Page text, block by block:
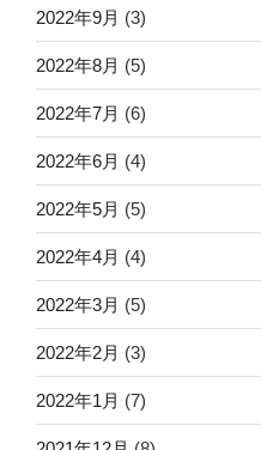
2022年9月 (3)
2022年8月 (5)
2022年7月 (6)
2022年6月 (4)
2022年5月 (5)
2022年4月 (4)
2022年3月 (5)
2022年2月 (3)
2022年1月 (7)